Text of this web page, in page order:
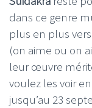
dans ce genre
plus en plus
(on aime ou on
leur œuvre
voulez les voir
jusqu’au 23